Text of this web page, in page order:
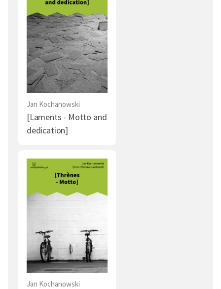
Jan Kochanowski
[Laments - Motto and
dedication]
Jan Kochanowski